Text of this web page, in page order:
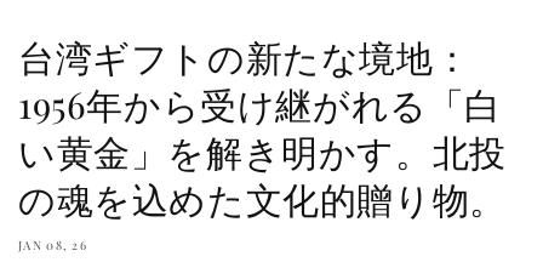
台湾ギフトの新たな境地：
1956年から受け継がれる「白
い黄金」を解き明かす。北投
の魂を込めた文化的贈り物。
JAN 08, 26